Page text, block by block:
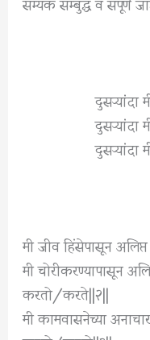
मी
मी
मी
दुसऱ्यांदा मी
दुसऱ्यांदा मी
दुसऱ्यांदा मी
तिसऱ्यांदा
तिसऱ्यांदा
तिसऱ्यांदा
मी जीव हिंसेपासून
मी चोरीकरण्यापासून
करतो/करते||२||
मी कामवासनेच्या